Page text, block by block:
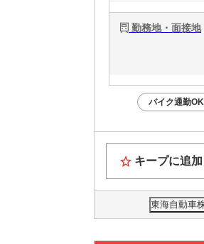
勤務地・面接地
バイク通勤OK
キープに追加
東海自動車